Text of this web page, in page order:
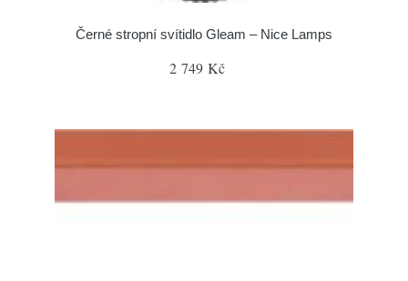
Černé stropní svítidlo Gleam – Nice Lamps
2 749 Kč